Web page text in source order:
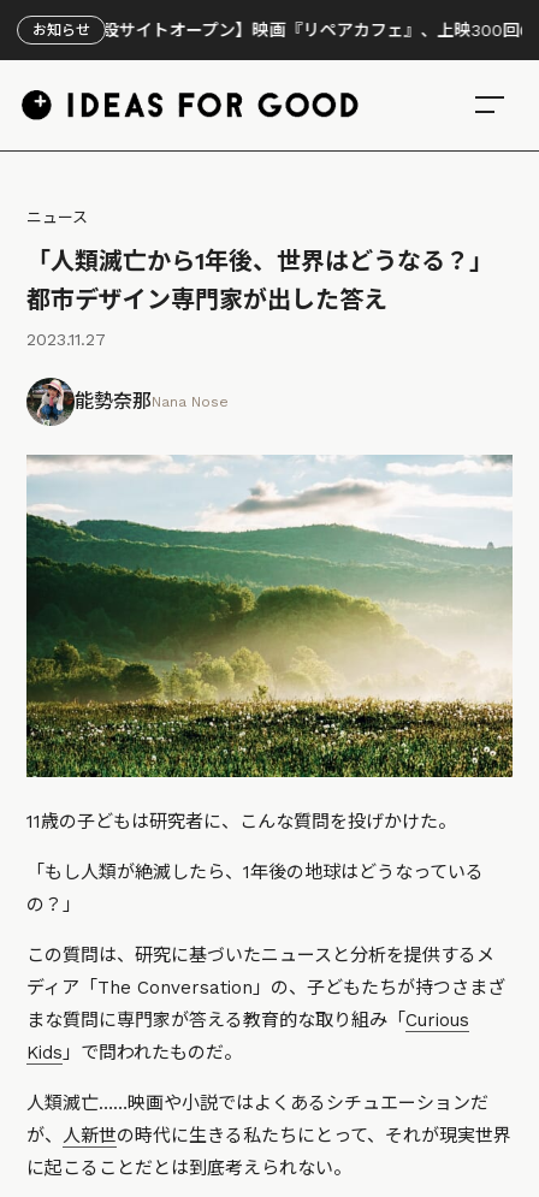
お知らせ
特設サイトオープン】映画『リペアカフェ』、上映300回の先で見え
ニュース
「人類滅亡から1年後、世界はどうなる？」
都市デザイン専門家が出した答え
2023.11.27
能勢奈那Nana Nose
11歳の子どもは研究者に、こんな質問を投げかけた。
「もし人類が絶滅したら、1年後の地球はどうなっている
の？」
この質問は、研究に基づいたニュースと分析を提供するメ
ディア「The Conversation」の、子どもたちが持つさまざ
まな質問に専門家が答える教育的な取り組み「Curious
Kids 」で問われたものだ。
人類滅亡……映画や小説ではよくあるシチュエーションだ
が、 人新世の時代に生きる私たちにとって、それが現実世界
に起こることだとは到底考えられない。